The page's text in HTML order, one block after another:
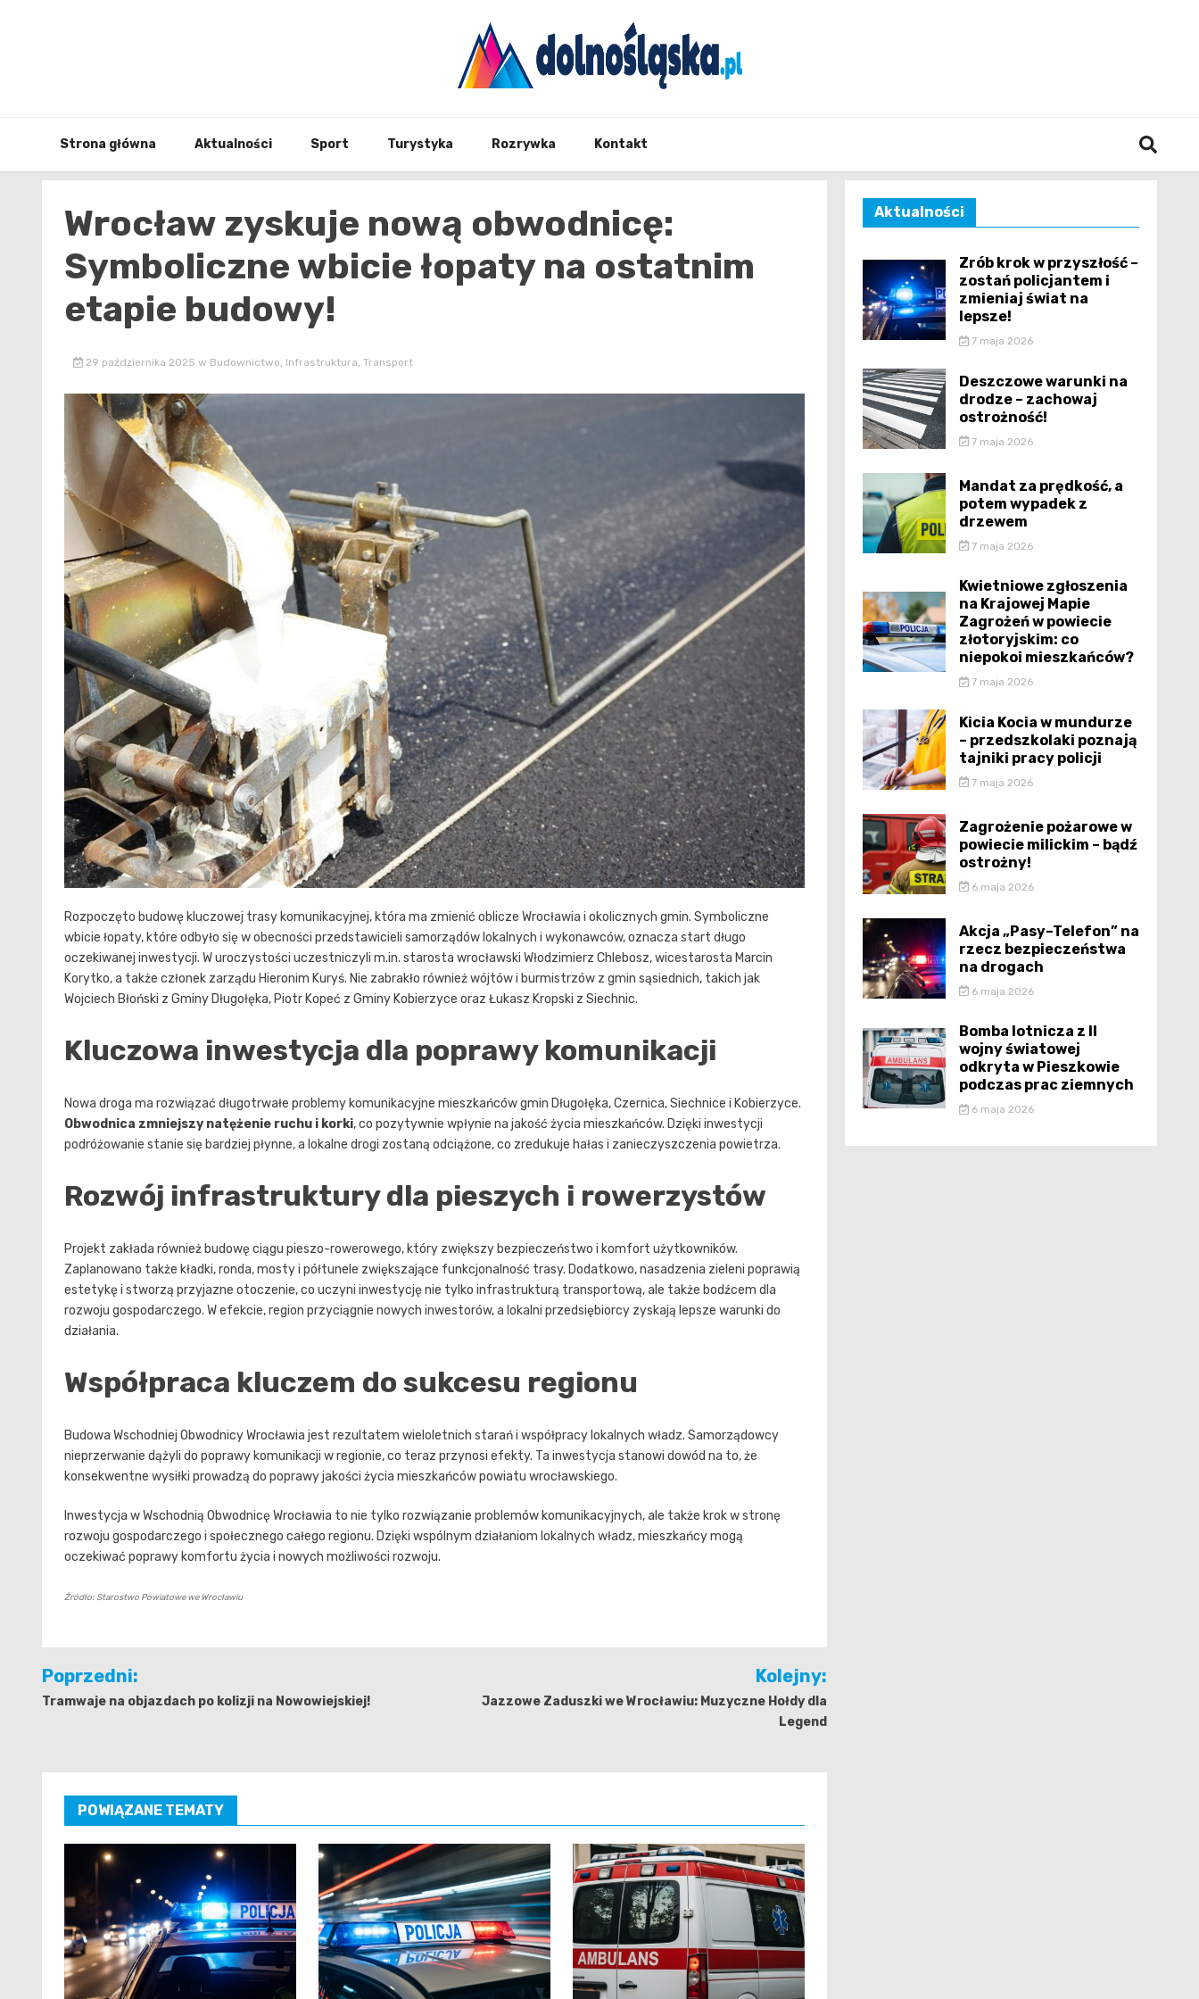
Strona główna Aktualności Sport Turystyka Rozrywka Kontakt
Wrocław zyskuje nową obwodnicę:
Symboliczne wbicie łopaty na ostatnim
etapie budowy!
29 października 2025 w Budownictwo, Infrastruktura, Transport
Rozpoczęto budowę kluczowej trasy komunikacyjnej, która ma zmienić oblicze Wrocławia i okolicznych gmin. Symboliczne
wbicie łopaty, które odbyło się w obecności przedstawicieli samorządów lokalnych i wykonawców, oznacza start długo
oczekiwanej inwestycji. W uroczystości uczestniczyli m.in. starosta wrocławski Włodzimierz Chlebosz, wicestarosta Marcin
Korytko, a także członek zarządu Hieronim Kuryś. Nie zabrakło również wójtów i burmistrzów z gmin sąsiednich, takich jak
Wojciech Błoński z Gminy Długołęka, Piotr Kopeć z Gminy Kobierzyce oraz Łukasz Kropski z Siechnic.
Kluczowa inwestycja dla poprawy komunikacji
Nowa droga ma rozwiązać długotrwałe problemy komunikacyjne mieszkańców gmin Długołęka, Czernica, Siechnice i Kobierzyce.
Obwodnica zmniejszy natężenie ruchu i korki, co pozytywnie wpłynie na jakość życia mieszkańców. Dzięki inwestycji
podróżowanie stanie się bardziej płynne, a lokalne drogi zostaną odciążone, co zredukuje hałas i zanieczyszczenia powietrza.
Rozwój infrastruktury dla pieszych i rowerzystów
Projekt zakłada również budowę ciągu pieszo-rowerowego, który zwiększy bezpieczeństwo i komfort użytkowników.
Zaplanowano także kładki, ronda, mosty i półtunele zwiększające funkcjonalność trasy. Dodatkowo, nasadzenia zieleni poprawią
estetykę i stworzą przyjazne otoczenie, co uczyni inwestycję nie tylko infrastrukturą transportową, ale także bodźcem dla
rozwoju gospodarczego. W efekcie, region przyciągnie nowych inwestorów, a lokalni przedsiębiorcy zyskają lepsze warunki do
działania.
Współpraca kluczem do sukcesu regionu
Budowa Wschodniej Obwodnicy Wrocławia jest rezultatem wieloletnich starań i współpracy lokalnych władz. Samorządowcy
nieprzerwanie dążyli do poprawy komunikacji w regionie, co teraz przynosi efekty. Ta inwestycja stanowi dowód na to, że
konsekwentne wysiłki prowadzą do poprawy jakości życia mieszkańców powiatu wrocławskiego.
Inwestycja w Wschodnią Obwodnicę Wrocławia to nie tylko rozwiązanie problemów komunikacyjnych, ale także krok w stronę
rozwoju gospodarczego i społecznego całego regionu. Dzięki wspólnym działaniom lokalnych władz, mieszkańcy mogą
oczekiwać poprawy komfortu życia i nowych możliwości rozwoju.
Źródło: Starostwo Powiatowe we Wrocławiu
Nawigacja
wpisu
Poprzedni:
Tramwaje na objazdach po kolizji na Nowowiejskiej!
Kolejny:
Jazzowe Zaduszki we Wrocławiu: Muzyczne Hołdy dla
Legend
POWIĄZANE TEMATY
Aktualności
Zrób krok w przyszłość –
zostań policjantem i
zmieniaj świat na
lepsze!
7 maja 2026
Deszczowe warunki na
drodze – zachowaj
ostrożność!
7 maja 2026
Mandat za prędkość, a
potem wypadek z
drzewem
7 maja 2026
Kwietniowe zgłoszenia
na Krajowej Mapie
Zagrożeń w powiecie
złotoryjskim: co
niepokoi mieszkańców?
7 maja 2026
Kicia Kocia w mundurze
– przedszkolaki poznają
tajniki pracy policji
7 maja 2026
Zagrożenie pożarowe w
powiecie milickim – bądź
ostrożny!
6 maja 2026
Akcja „Pasy–Telefon” na
rzecz bezpieczeństwa
na drogach
6 maja 2026
Bomba lotnicza z II
wojny światowej
odkryta w Pieszkowie
podczas prac ziemnych
6 maja 2026